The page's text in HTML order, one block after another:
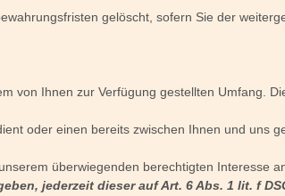
gelöscht, sofern Sie der
von Ihnen zur Verfügung gestellten Umfang.
oder einen bereits zwischen Ihnen und uns
überwiegenden berechtigten Interesse
jederzeit dieser auf Art. 6 Abs. 1 lit. f